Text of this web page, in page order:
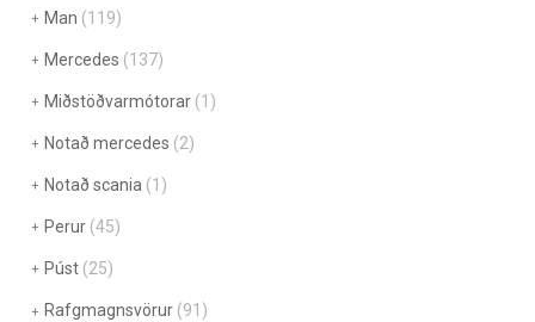
Man (119)
Mercedes (137)
Miðstöðvarmótorar (1)
Notað mercedes (2)
Notað scania (1)
Perur (45)
Púst (25)
Rafgmagnsvörur (91)